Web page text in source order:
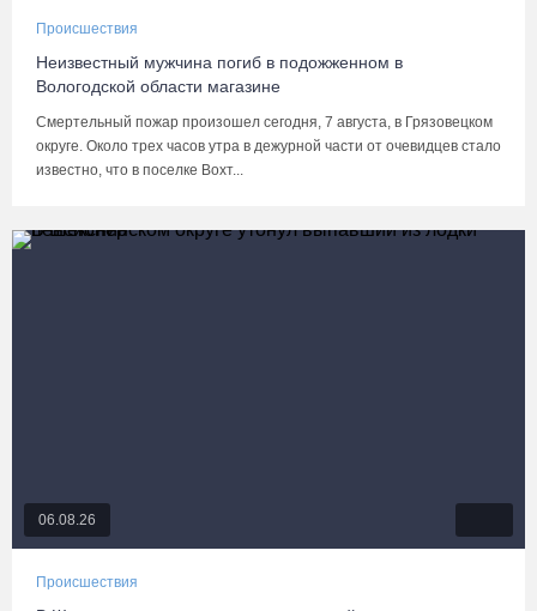
Происшествия
Неизвестный мужчина погиб в подожженном в
Вологодской области магазине
Смертельный пожар произошел сегодня, 7 августа, в Грязовецком
округе. Около трех часов утра в дежурной части от очевидцев стало
известно, что в поселке Вохт...
06.08.26
Происшествия